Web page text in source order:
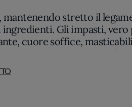
stretto il
ingredienti. Gli impasti,
cuore soffice,
che non cede mai alla
sprigiona quanto nella